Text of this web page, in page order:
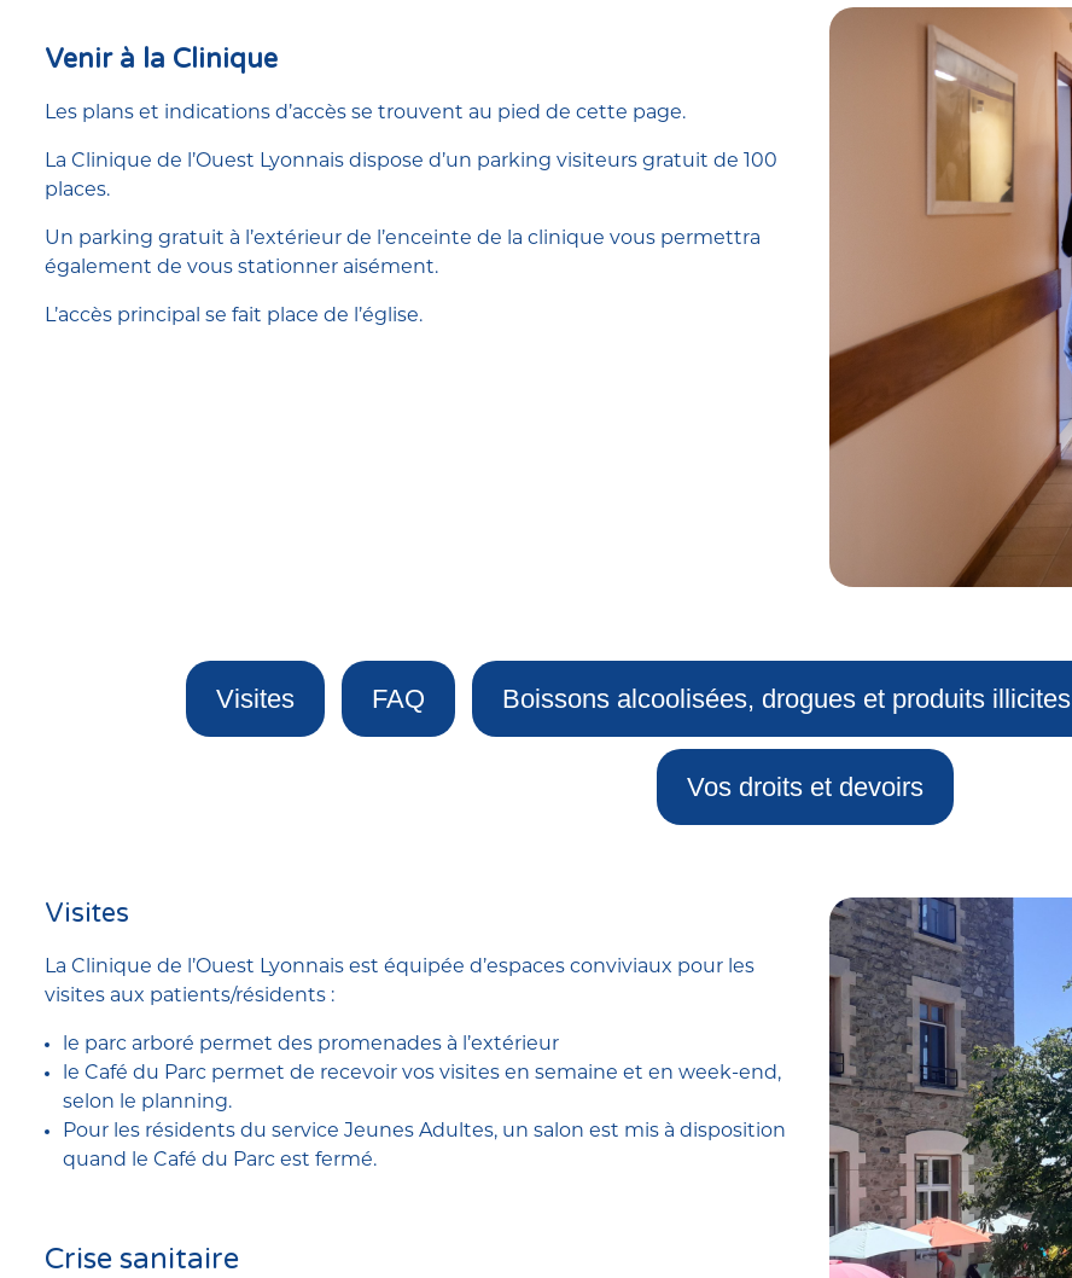
Venir à la Clinique
Les plans et indications d’accès se trouvent au pied de cette page.
La Clinique de l’Ouest Lyonnais dispose d’un parking visiteurs gratuit de 100
places.
Un parking gratuit à l’extérieur de l’enceinte de la clinique vous permettra
également de vous stationner aisément.
L’accès principal se fait place de l’église.
Visites FAQ Boissons alcoolisées, drogues et produits illicites
Vos droits et devoirs
Visites
La Clinique de l’Ouest Lyonnais est équipée d’espaces conviviaux pour les
visites aux patients/résidents :
le parc arboré permet des promenades à l’extérieur
le Café du Parc permet de recevoir vos visites en semaine et en week-end,
selon le planning.
Pour les résidents du service Jeunes Adultes, un salon est mis à disposition
quand le Café du Parc est fermé.
Crise sanitaire